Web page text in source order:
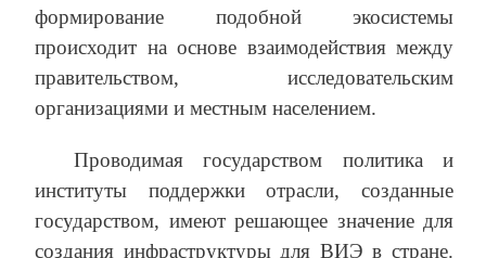
формирование подобной экосистемы
происходит на основе взаимодействия между
правительством, исследовательским
организациями и местным населением.
Проводимая государством политика и
институты поддержки отрасли, созданные
государством, имеют решающее значение для
создания инфраструктуры для ВИЭ в стране.